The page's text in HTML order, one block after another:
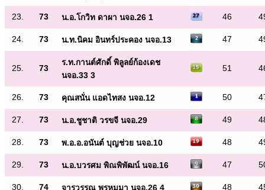
23. 73 น.อ.โกวิท ดาผา นจอ.26 1 46
24. 73 น.ท.นิคม อินทร์ประคอง นจอ.13 47
25. 73
ร.ท.กานต์ศักดิ์ พิลูลย์ก้องเดช
นจอ.33 3
51
26. 73 คุณสนั่น แอดไทสง นจอ.12 50
27. 73 น.อ.ชูชาติ วรขจี นจอ.29 49
28. 73 พ.อ.อ.อนันต์ บุญช่วย นจอ.10 48
29. 73 น.อ.บวรศม พิณพิพัฒน์ นจอ.16 47
30. 74 จารุวรรณ พรหมมา นจอ.26 4 48